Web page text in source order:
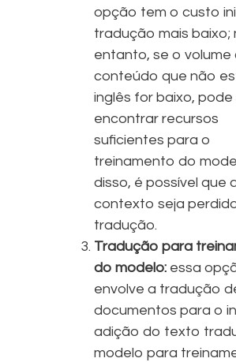
opção tem o custo
tradução mais baixo;
entanto, se o volume
conteúdo que não
inglês for baixo, pode
encontrar recursos
suficientes para o
treinamento do
disso, é possível que
contexto seja
tradução.
Tradução para
do modelo: essa
envolve a tradução
documentos para o
adição do texto
modelo para